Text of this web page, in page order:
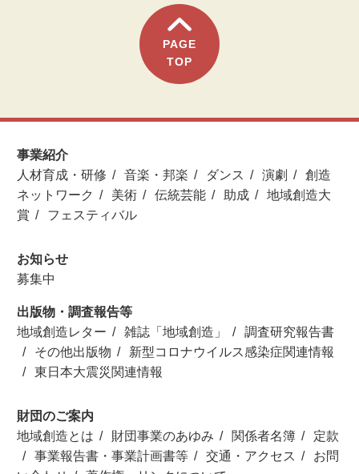
PAGE
TOP
事業紹介
人材育成・研修
音楽・邦楽 ダンス 演劇
創造
ネットワーク
美術 伝統芸能 助成
地域創造大
賞
フェスティバル
お知らせ
募集中
出版物・調査報告等
地域創造レター
雑誌「地域創造」
調査研究報告書
その他出版物
新型コロナウイルス感染症関連情報
東日本大震災関連情報
財団のご案内
地域創造とは
財団事業のあゆみ 関係者名簿
定款
事業報告書・事業計画書等
交通・アクセス
お問